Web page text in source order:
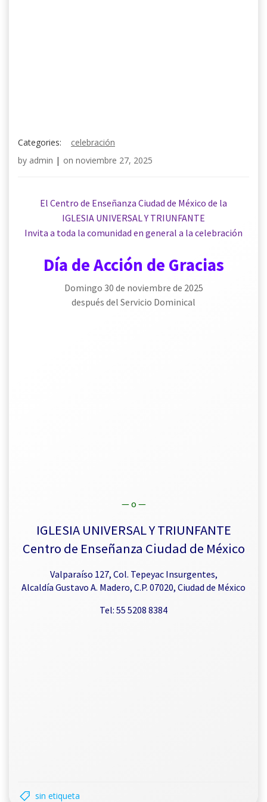
Categories:
celebración
by admin | on noviembre 27, 2025
El Centro de Enseñanza Ciudad de México de la
IGLESIA UNIVERSAL Y TRIUNFANTE
Invita a toda la comunidad en general a la celebración
Día de Acción de Gracias
Domingo 30 de noviembre de 2025
después del Servicio Dominical
— o —
IGLESIA UNIVERSAL Y TRIUNFANTE
Centro de Enseñanza Ciudad de México
Valparaíso 127, Col. Tepeyac Insurgentes,
Alcaldía Gustavo A. Madero, C.P. 07020, Ciudad de México
Tel: 55 5208 8384
sin etiqueta